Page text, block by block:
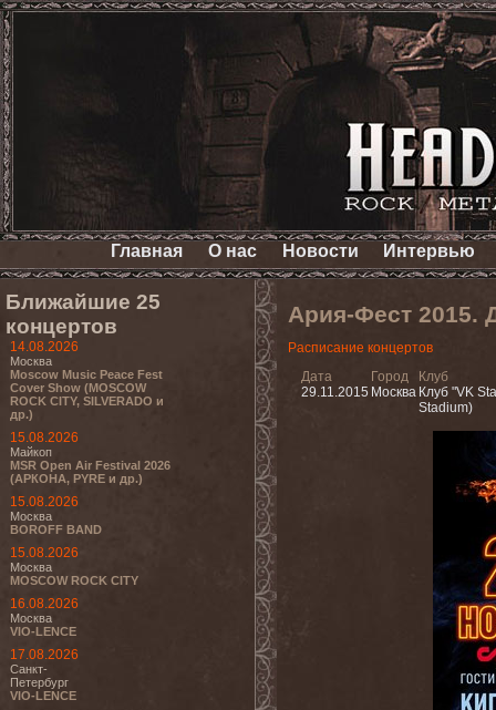
Главная О нас Новости Интервью
Ближайшие 25
концертов
14.08.2026
Москва
Moscow Music Peace Fest
Cover Show (MOSCOW
ROCK CITY, SILVERADO и
др.)
15.08.2026
Майкоп
MSR Open Air Festival 2026
(АРКОНА, PYRE и др.)
15.08.2026
Москва
BOROFF BAND
15.08.2026
Москва
MOSCOW ROCK CITY
16.08.2026
Москва
VIO-LENCE
17.08.2026
Санкт-
Петербург
VIO-LENCE
Ария-Фест 2015.
Расписание концертов
Дата
29.11.2015
Город
Москва
Клуб
Клуб "VK
Stadium)